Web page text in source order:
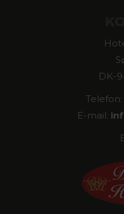
DK-
Telefon:
E-mail: